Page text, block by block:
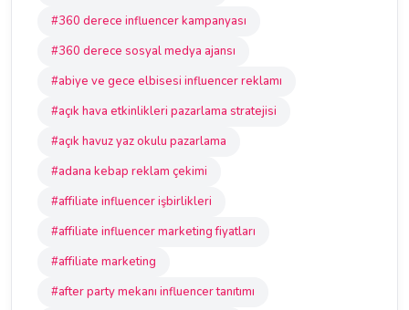
#360 derece influencer kampanyası
#360 derece sosyal medya ajansı
#abiye ve gece elbisesi influencer reklamı
#açık hava etkinlikleri pazarlama stratejisi
#açık havuz yaz okulu pazarlama
#adana kebap reklam çekimi
#affiliate influencer işbirlikleri
#affiliate influencer marketing fiyatları
#affiliate marketing
#after party mekanı influencer tanıtımı